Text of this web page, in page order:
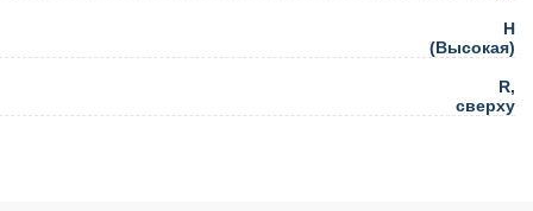
H
(Высокая)
R,
сверху